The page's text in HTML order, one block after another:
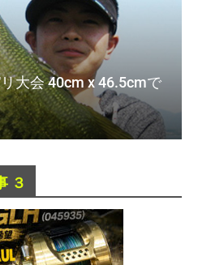
大会 40cm x 46.5cmで
３